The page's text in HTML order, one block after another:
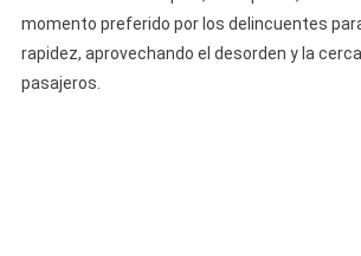
momento preferido por los delincuentes
rapidez, aprovechando el desorden y la
pasajeros.